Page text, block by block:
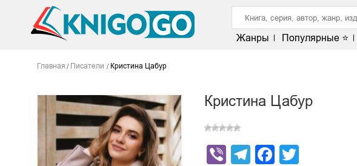
Жанры Популярные ⭐
Главная Писатели Кристина Цабур
Кристина Цабур
ViberTelegram
Facebook